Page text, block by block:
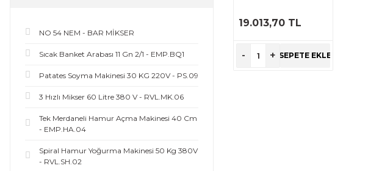
NO 54 NEM - BAR MİKSER
Sıcak Banket Arabası 11 Gn 2/1 - EMP.BQ1
Patates Soyma Makinesi 30 KG 220V - PS.09
3 Hızlı Mikser 60 Litre 380 V - RVL.MK.06
Tek Merdaneli Hamur Açma Makinesi 40 Cm
- EMP.HA.04
Spiral Hamur Yoğurma Makinesi 50 Kg 380V
- RVL.SH.02
19.013,70 TL
- + SEPETE EKLE